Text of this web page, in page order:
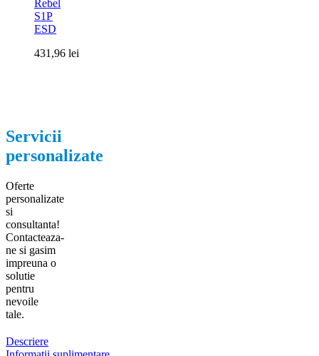
Rebel
S1P
ESD
431,96 lei
Servicii
personalizate
Oferte
personalizate
si
consultanta!
Contacteaza-
ne si gasim
impreuna o
solutie
pentru
nevoile
tale.
Descriere